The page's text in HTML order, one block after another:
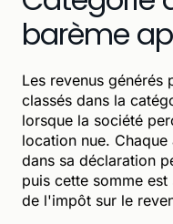
barème
Les revenus générés
classés dans la
lorsque la société
location nue.
dans sa déclaration
puis cette somme
de l'impôt sur le